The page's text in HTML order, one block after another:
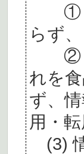
① 食
らず、
② 食
れを
ず、
用・
(3)